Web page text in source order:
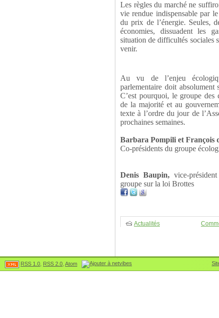
Les règles du marché ne
vie rendue indispensable par
du prix de l’énergie. Seules,
économies, dissuadent les
situation de difficultés sociales
venir.
Au vu de l’enjeu
parlementaire doit
C’est pourquoi, le groupe des
de la majorité et au
texte à l’ordre du jour de
prochaines semaines.
Barbara Pompili et François
Co-présidents du groupe
Denis Baupin, vice-
groupe sur la loi Brottes
Actualités
RSS 1.0 RSS 2.0 Atom